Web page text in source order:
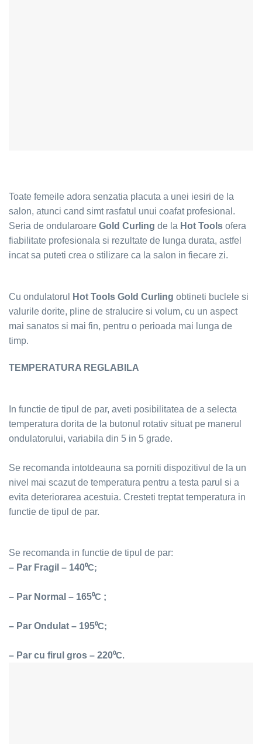
Toate femeile adora senzatia placuta a unei iesiri de la
salon, atunci cand simt rasfatul unui coafat profesional.
Seria de ondularoare Gold Curling de la Hot Tools ofera
fiabilitate profesionala si rezultate de lunga durata, astfel
incat sa puteti crea o stilizare ca la salon in fiecare zi.
Cu ondulatorul Hot Tools Gold Curling obtineti buclele si
valurile dorite, pline de stralucire si volum, cu un aspect
mai sanatos si mai fin, pentru o perioada mai lunga de
timp.
TEMPERATURA REGLABILA
In functie de tipul de par, aveti posibilitatea de a selecta
temperatura dorita de la butonul rotativ situat pe manerul
ondulatorului, variabila din 5 in 5 grade.
Se recomanda intotdeauna sa porniti dispozitivul de la un
nivel mai scazut de temperatura pentru a testa parul si a
evita deteriorarea acestuia. Cresteti treptat temperatura in
functie de tipul de par.
Se recomanda in functie de tipul de par:
– Par Fragil – 140⁰C;
– Par Normal – 165⁰C ;
– Par Ondulat – 195⁰C;
– Par cu firul gros – 220⁰C.